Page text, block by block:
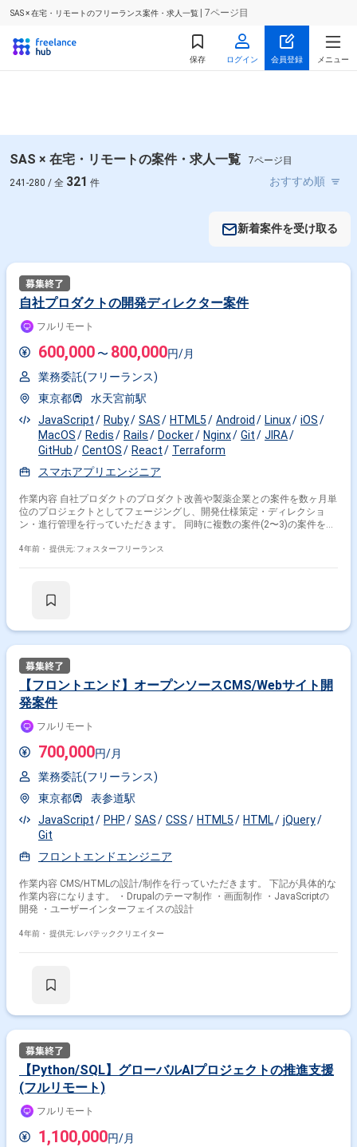
SAS × 在宅・リモートのフリーランス案件・求人一覧 | 7ページ目
保存 ログイン 会員登録 メニュー
SAS × 在宅・リモートの案件・求人一覧
7ページ目
241-280 / 全 321 件
新着案件を受け取る
自社プロダクトの開発ディレクター案件
フルリモート
600,000 〜 800,000円/月
業務委託(フリーランス)
東京都
水天宮前駅
JavaScript
Ruby SAS HTML5 Android Linux
iOS
MacOS
Redis Rails Docker Nginx Git
JIRA
GitHub
CentOS React
Terraform
スマホアプリエンジニア
作業内容 自社プロダクトのプロダクト改善や製薬企業との案件を数ヶ月単
位のプロジェクトとしてフェージングし、開発仕様策定・ディレクショ
ン・進行管理を行っていただきます。 同時に複数の案件(2〜3)の案件を管
ーザーサポートなどの各部署からの相談を受けて、よりよい結果を生むた
先：プロダクト開発部 ディレクショングループ プロダクト開発部人数：
Ruby 2.6, HTML5, SASS ライブラリ・フレームワーク：Ruby on Rails 6,
React.js, React Native(iOS, Android), Redux OS：Linux(CentOS), macOS
クラウド環境：Amazon Web Service ミドルウェア：nginx, Redis, Docker,
MariaDB ソース管理：Git, GitHub プロジェクト管理：JIRA その他：
4年前・ 提供元: フォスターフリーランス
【フロントエンド】オープンソースCMS/Webサイト開
発案件
フルリモート
700,000円/月
業務委託(フリーランス)
東京都
表参道駅
JavaScript
PHP SAS CSS HTML5 HTML
jQuery
Git
フロントエンドエンジニア
作業内容 CMS/HTMLの設計/制作を行っていただきます。 下記が具体的な
作業内容になります。 ・Drupalのテーマ制作 ・画面制作 ・JavaScriptの
開発 ・ユーザーインターフェイスの設計
4年前・ 提供元: レバテッククリエイター
【Python/SQL】グローバルAIプロジェクトの推進支援
(フルリモート)
フルリモート
1,100,000円/月